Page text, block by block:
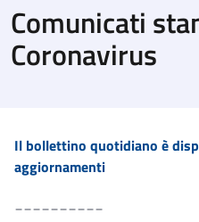
Comunicati
Coronavirus
Il bollettino quotidiano è
aggiornamenti